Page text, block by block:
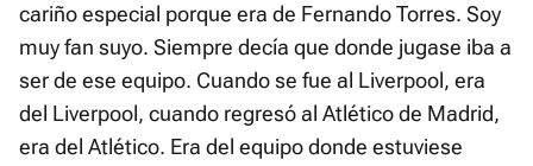
cariño especial porque era de Fernando Torres. Soy
muy fan suyo. Siempre decía que donde jugase iba a
ser de ese equipo. Cuando se fue al Liverpool, era
del Liverpool, cuando regresó al Atlético de Madrid,
era del Atlético. Era del equipo donde estuviese